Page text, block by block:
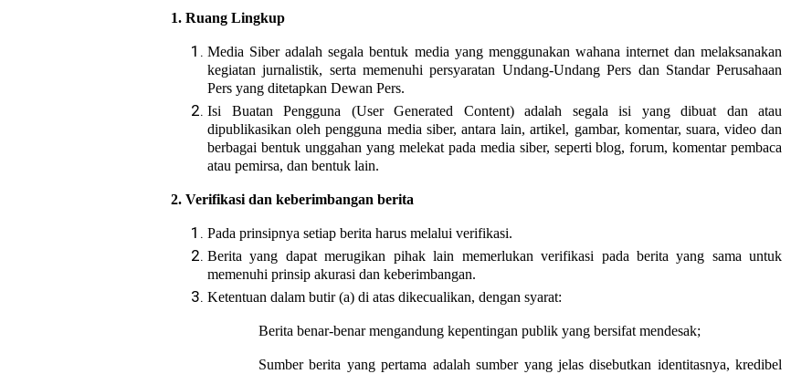
1. Ruang Lingkup
Media Siber adalah segala bentuk media yang menggunakan wahana internet dan melaksanakan
kegiatan jurnalistik, serta memenuhi persyaratan Undang-Undang Pers dan Standar Perusahaan
Pers yang ditetapkan Dewan Pers.
Isi Buatan Pengguna (User Generated Content) adalah segala isi yang dibuat dan atau
dipublikasikan oleh pengguna media siber, antara lain, artikel, gambar, komentar, suara, video dan
berbagai bentuk unggahan yang melekat pada media siber, seperti blog, forum, komentar pembaca
atau pemirsa, dan bentuk lain.
2. Verifikasi dan keberimbangan berita
Pada prinsipnya setiap berita harus melalui verifikasi.
Berita yang dapat merugikan pihak lain memerlukan verifikasi pada berita yang sama untuk
memenuhi prinsip akurasi dan keberimbangan.
Ketentuan dalam butir (a) di atas dikecualikan, dengan syarat:
Berita benar-benar mengandung kepentingan publik yang bersifat mendesak;
Sumber berita yang pertama adalah sumber yang jelas disebutkan identitasnya, kredibel